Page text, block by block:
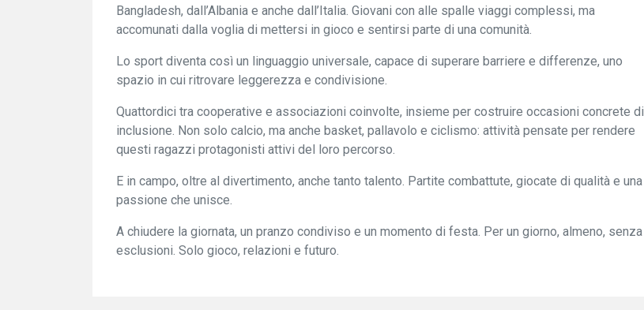
Bangladesh, dall’Albania e anche dall’Italia. Giovani con alle spalle viaggi complessi, ma
accomunati dalla voglia di mettersi in gioco e sentirsi parte di una comunità.
Lo sport diventa così un linguaggio universale, capace di superare barriere e differenze, uno
spazio in cui ritrovare leggerezza e condivisione.
Quattordici tra cooperative e associazioni coinvolte, insieme per costruire occasioni concrete di
inclusione. Non solo calcio, ma anche basket, pallavolo e ciclismo: attività pensate per rendere
questi ragazzi protagonisti attivi del loro percorso.
E in campo, oltre al divertimento, anche tanto talento. Partite combattute, giocate di qualità e una
passione che unisce.
A chiudere la giornata, un pranzo condiviso e un momento di festa. Per un giorno, almeno, senza
esclusioni. Solo gioco, relazioni e futuro.